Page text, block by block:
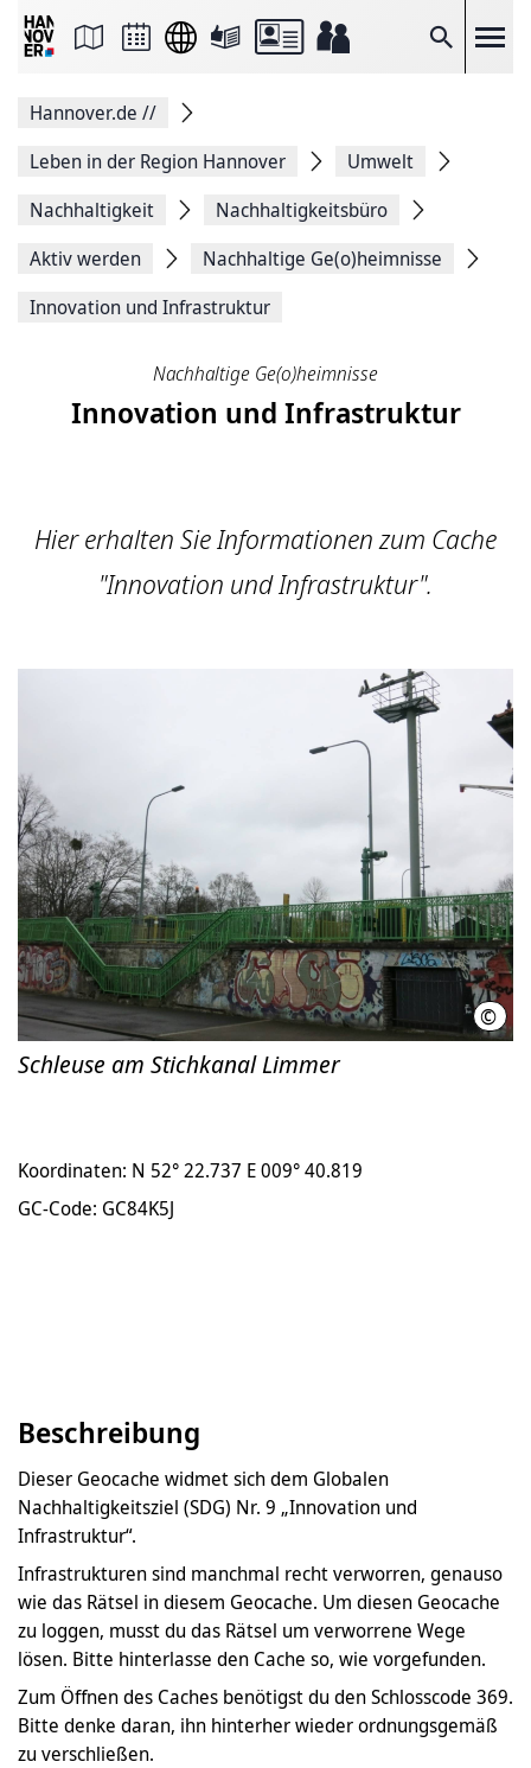
Suche
Seite
Facebook
teilen
Seitenlink
Seite
Hannover.de //
Leben in der Region Hannover
Umwelt
Nachhaltigkeit
Nachhaltigkeitsbüro
Aktiv werden
Nachhaltige Ge(o)heimnisse
Innovation und Infrastruktur
Nachhaltige Ge(o)heimnisse
Innovation und Infrastruktur
Hier erhalten Sie Informationen zum Cache
"Innovation und Infrastruktur".
©
Schleuse am Stichkanal Limmer
Koordinaten: N 52° 22.737 E 009° 40.819
GC-Code: GC84K5J
Beschreibung
Dieser Geocache widmet sich dem Globalen
Nachhaltigkeitsziel (SDG) Nr. 9 „Innovation und
Infrastruktur“.
Infrastrukturen sind manchmal recht verworren, genauso
wie das Rätsel in diesem Geocache. Um diesen Geocache
zu loggen, musst du das Rätsel um verworrene Wege
lösen. Bitte hinterlasse den Cache so, wie vorgefunden.
Zum Öffnen des Caches benötigst du den Schlosscode 369.
Bitte denke daran, ihn hinterher wieder ordnungsgemäß
zu verschließen.